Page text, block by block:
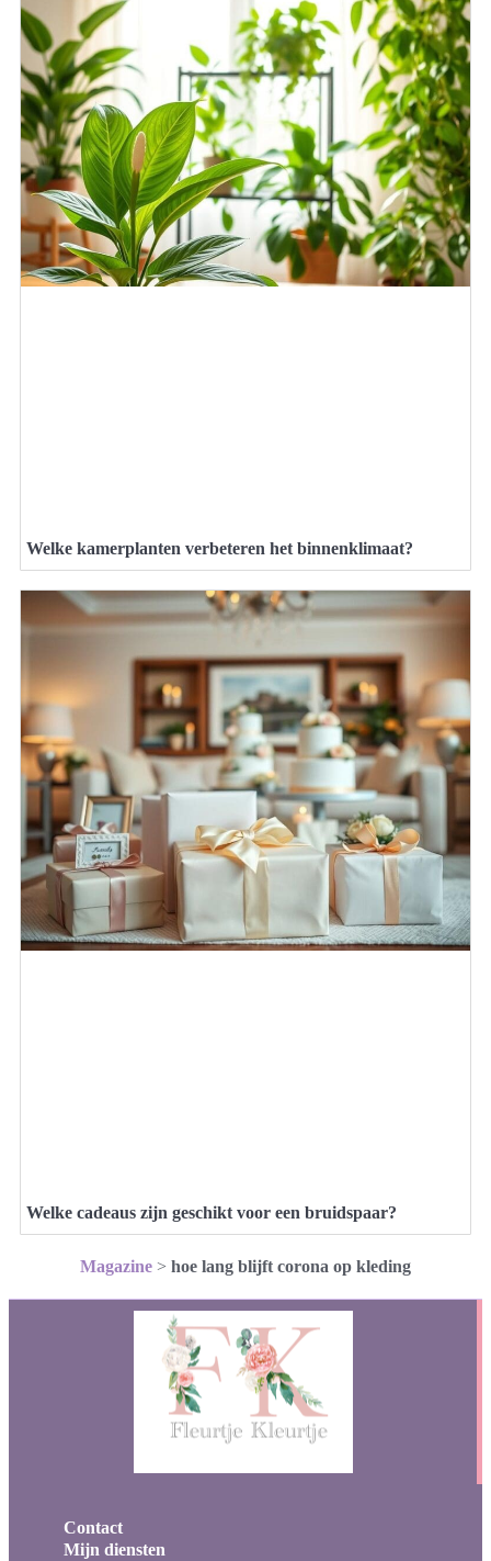
Welke kamerplanten verbeteren het binnenklimaat?
Welke cadeaus zijn geschikt voor een bruidspaar?
Magazine > hoe lang blijft corona op kleding
Contact
Mijn diensten